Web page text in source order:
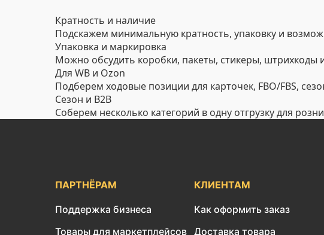
Кратность и наличие
Подскажем минимальную кратность, упаковку и
Упаковка и маркировка
Можно обсудить коробки, пакеты, стикеры, штрихкоды
Для WB и Ozon
Подберем ходовые позиции для карточек, FBO/FBS,
Сезон и B2B
Соберем несколько категорий в одну отгрузку для
ПАРТНЁРАМ
Поддержка бизнеса
Товары для маркетплейсов
КЛИЕНТАМ
Как оформить заказ
Доставка товара